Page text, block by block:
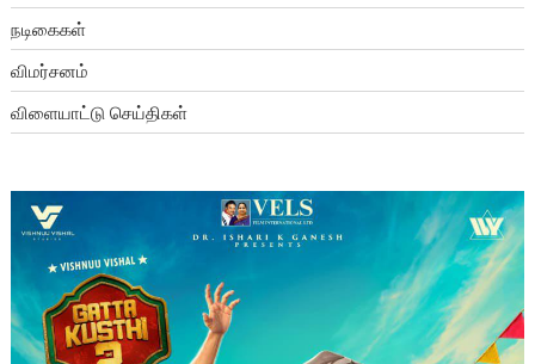
நடிகைகள்
விமர்சனம்
விளையாட்டு செய்திகள்